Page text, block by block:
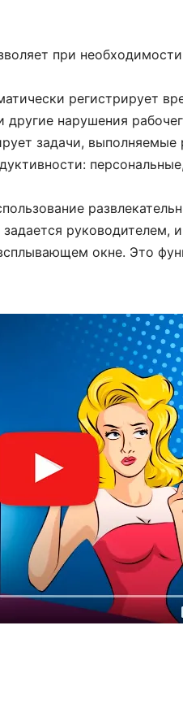
при
регистрирует
нарушения
задачи,
окне. Это
под
вся
с
ИП